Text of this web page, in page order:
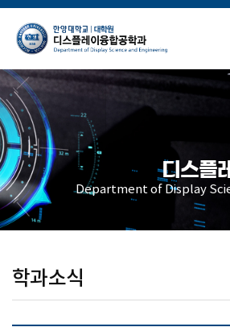
디스플
Department of Display
학과소식